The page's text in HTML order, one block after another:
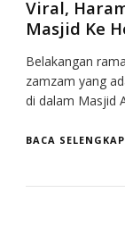
Viral,
Masjid Ke
Belakangan
zamzam yang
di dalam Masjid
BACA